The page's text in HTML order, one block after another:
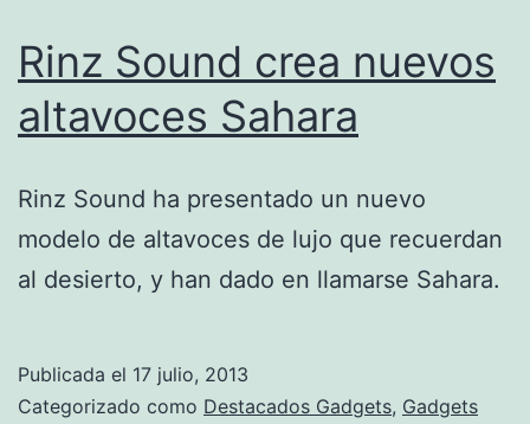
Rinz Sound crea nuevos
altavoces Sahara
Rinz Sound ha presentado un nuevo
modelo de altavoces de lujo que recuerdan
al desierto, y han dado en llamarse Sahara.
Publicada el 17 julio, 2013
Categorizado como Destacados Gadgets, Gadgets